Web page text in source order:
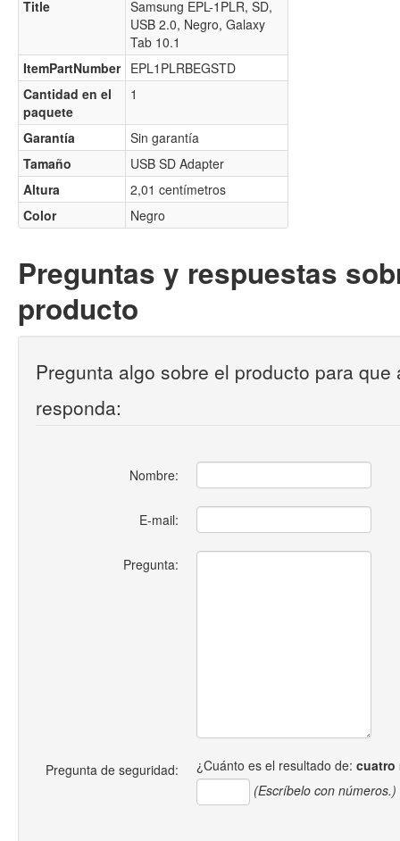
Title
Samsung EPL-1PLR, SD,
USB 2.0, Negro, Galaxy
Tab 10.1
ItemPartNumber EPL1PLRBEGSTD
Cantidad en el
paquete
1
Garantía
Sin garantía
Tamaño
USB SD Adapter
Altura
2,01 centímetros
Color
Negro
Preguntas y respuestas
producto
Pregunta algo sobre el producto para que
responda:
Nombre:
E-mail:
Pregunta:
Pregunta de seguridad: ¿Cuánto es el resultado de: cuatro
(Escríbelo con números.)